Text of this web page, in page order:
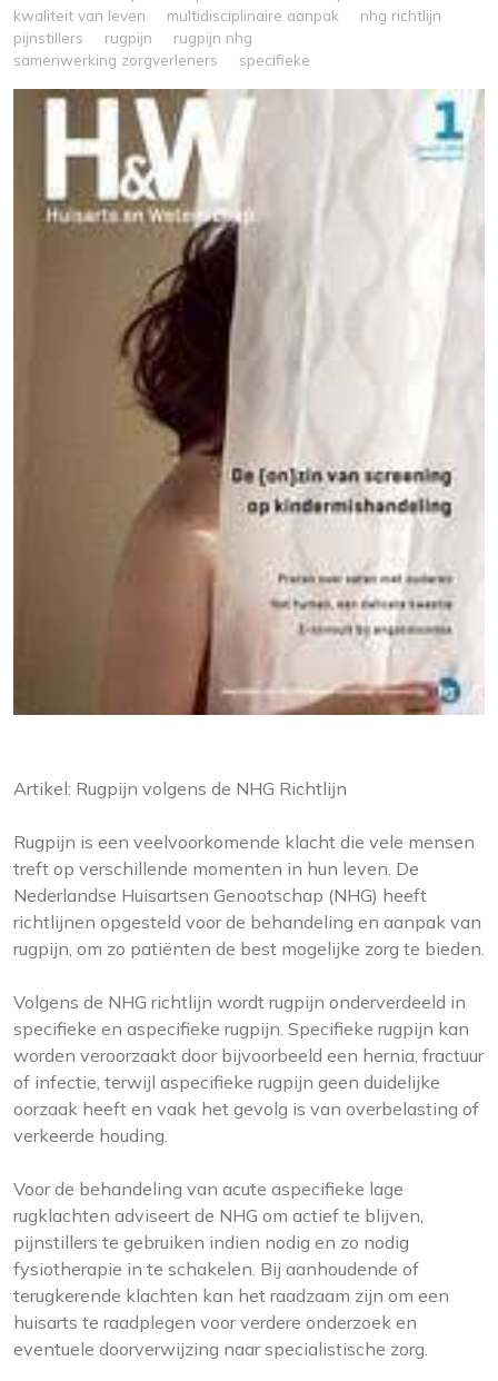
kwaliteit van leven
multidisciplinaire aanpak
nhg richtlijn
pijnstillers
rugpijn
rugpijn nhg
samenwerking zorgverleners
specifieke
Artikel: Rugpijn volgens de NHG Richtlijn
Rugpijn is een veelvoorkomende klacht die vele mensen
treft op verschillende momenten in hun leven. De
Nederlandse Huisartsen Genootschap (NHG) heeft
richtlijnen opgesteld voor de behandeling en aanpak van
rugpijn, om zo patiënten de best mogelijke zorg te bieden.
Volgens de NHG richtlijn wordt rugpijn onderverdeeld in
specifieke en aspecifieke rugpijn. Specifieke rugpijn kan
worden veroorzaakt door bijvoorbeeld een hernia, fractuur
of infectie, terwijl aspecifieke rugpijn geen duidelijke
oorzaak heeft en vaak het gevolg is van overbelasting of
verkeerde houding.
Voor de behandeling van acute aspecifieke lage
rugklachten adviseert de NHG om actief te blijven,
pijnstillers te gebruiken indien nodig en zo nodig
fysiotherapie in te schakelen. Bij aanhoudende of
terugkerende klachten kan het raadzaam zijn om een
huisarts te raadplegen voor verdere onderzoek en
eventuele doorverwijzing naar specialistische zorg.